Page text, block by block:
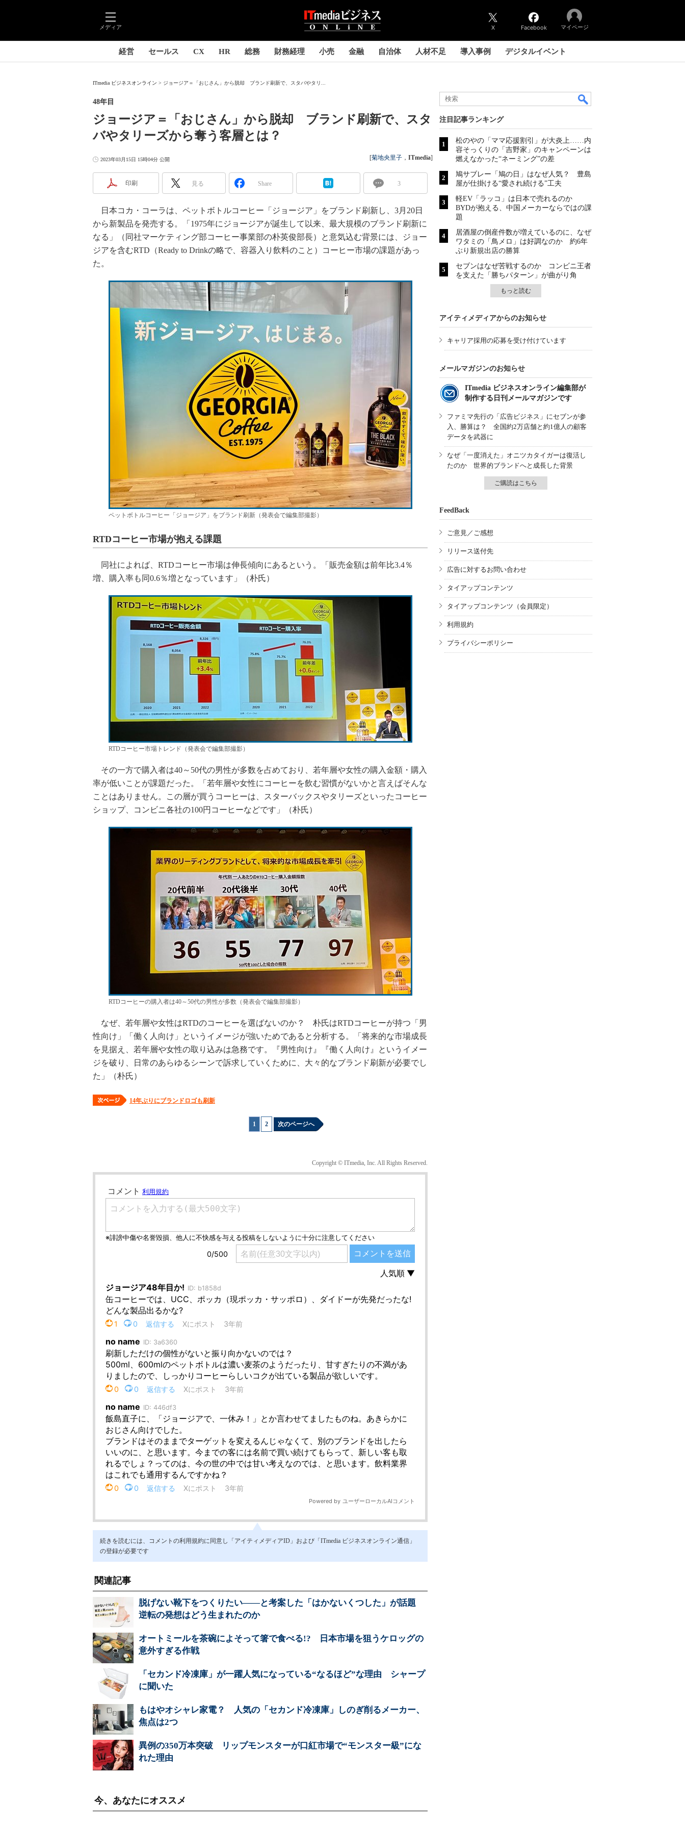
メディア X Facebook マイページ
経営 セールス CX HR 総務 財務経理 小売 金融 自治体 人材不足 導入事例 デジタルイベント
ITmedia ビジネスオンライン ジョージア＝「おじさん」から脱却 ブランド刷新で、スタバやタリ...
ジョージア＝「おじさん」から脱却 ブランド刷新で、スタ
バやタリーズから奪う客層とは？
48年目
2023年03月15日 15時04分 公開 [菊地央里子 ， ITmedia]
印刷 見る Share 3
日本コカ・コーラは、ペットボトルコーヒー「ジョージア」をブランド刷新し、3月20日
から新製品を発売する。「1975年にジョージアが誕生して以来、最大規模のブランド刷新に
なる」（同社マーケティング部コーヒー事業部の朴英俊部長）と意気込む背景には、ジョー
ジアを含むRTD（Ready to Drinkの略で、容器入り飲料のこと）コーヒー市場の課題があっ
た。
ペットボトルコーヒー「ジョージア」をブランド刷新（発表会で編集部撮影）
RTDコーヒー市場が抱える課題
同社によれば、RTDコーヒー市場は伸長傾向にあるという。「販売金額は前年比3.4％
増、購入率も同0.6％増となっています」（朴氏）
RTDコーヒー市場トレンド（発表会で編集部撮影）
その一方で購入者は40～50代の男性が多数を占めており、若年層や女性の購入金額・購入
率が低いことが課題だった。「若年層や女性にコーヒーを飲む習慣がないかと言えばそんな
ことはありません。この層が買うコーヒーは、スターバックスやタリーズといったコーヒー
ショップ、コンビニ各社の100円コーヒーなどです」（朴氏）
RTDコーヒーの購入者は40～50代の男性が多数（発表会で編集部撮影）
なぜ、若年層や女性はRTDのコーヒーを選ばないのか？ 朴氏はRTDコーヒーが持つ「男
性向け」「働く人向け」というイメージが強いためであると分析する。「将来的な市場成長
を見据え、若年層や女性の取り込みは急務です。『男性向け』『働く人向け』というイメー
ジを破り、日常のあらゆるシーンで訴求していくために、大々的なブランド刷新が必要でし
た」（朴氏）
14年ぶりにブランドロゴも刷新
1 2 次のページへ
Copyright © ITmedia, Inc. All Rights Reserved.
続きを読むには、コメントの利用規約に同意し「アイティメディアID」および「ITmedia ビジネスオンライン通信」
の登録が必要です
関連記事
脱げない靴下をつくりたい――と考案した「はかないくつした」が話題
逆転の発想はどう生まれたのか
オートミールを茶碗によそって箸で食べる!? 日本市場を狙うケロッグの
意外すぎる作戦
「セカンド冷凍庫」が一躍人気になっている“なるほど”な理由 シャープ
に聞いた
もはやオシャレ家電？ 人気の「セカンド冷凍庫」しのぎ削るメーカー、
焦点は2つ
異例の350万本突破 リップモンスターが口紅市場で“モンスター級”にな
れた理由
今、あなたにオススメ
注目記事ランキング
松のやの「ママ応援割引」が大炎上……内
容そっくりの「吉野家」のキャンペーンは
燃えなかった“ネーミング”の差
鳩サブレー「鳩の日」はなぜ人気？ 豊島
屋が仕掛ける“愛され続ける”工夫
軽EV「ラッコ」は日本で売れるのか
BYDが抱える、中国メーカーならではの課
題
居酒屋の倒産件数が増えているのに、なぜ
ワタミの「鳥メロ」は好調なのか 約6年
ぶり新規出店の勝算
セブンはなぜ苦戦するのか コンビニ王者
を支えた「勝ちパターン」が曲がり角
もっと読む
アイティメディアからのお知らせ
キャリア採用の応募を受け付けています
メールマガジンのお知らせ
ITmedia ビジネスオンライン編集部が
制作する日刊メールマガジンです
ファミマ先行の「広告ビジネス」にセブンが参
入、勝算は？ 全国約2万店舗と約1億人の顧客
データを武器に
なぜ「一度消えた」オニツカタイガーは復活し
たのか 世界的ブランドへと成長した背景
ご購読はこちら
FeedBack
ご意見／ご感想
リリース送付先
広告に対するお問い合わせ
タイアップコンテンツ
タイアップコンテンツ（会員限定）
利用規約
プライバシーポリシー